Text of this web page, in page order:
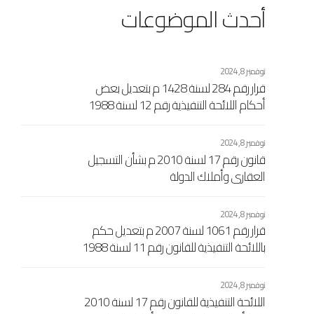
أحدث الموضوعات
نوفمبر 8, 2024
قرار رقم 284 لسنة 1428 م بتعديل بعض
أحكام اللائحة التنفيذية رقم 12 لسنة 1988
إفرنجي بشأن مصلحة التسجيل العقاري
لسنة 1989 إفرنجي اللجنة الشعبية العامة
نوفمبر 8, 2024
قانون رقم 17 لسنة 2010 م بشأن التسجيل
العقاري وأملاك الدولة
نوفمبر 8, 2024
قرار رقم 1061 لسنة 2007 م بتعديل حكم
باللائحة التنفيذية للقانون رقم 11 لسنة 1988
مسيحي
نوفمبر 8, 2024
اللائحة التنفيذية للقانون رقم 17 لسنة 2010